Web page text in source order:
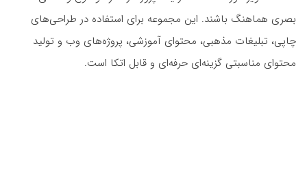
بصری هماهنگ باشند. این مجموعه برای استفاده در طراحی‌های
چاپی، تبلیغات مذهبی، محتوای آموزشی، پروژه‌های وب و تولید
محتوای مناسبتی گزینه‌ای حرفه‌ای و قابل اتکا است.